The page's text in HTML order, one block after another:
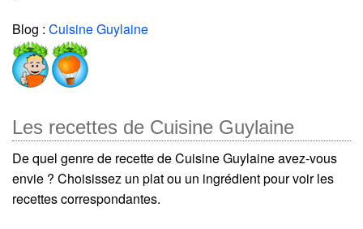
Blog : Cuisine Guylaine
Les recettes de Cuisine Guylaine
De quel genre de recette de Cuisine Guylaine avez-vous
envie ? Choisissez un plat ou un ingrédient pour voir les
recettes correspondantes.